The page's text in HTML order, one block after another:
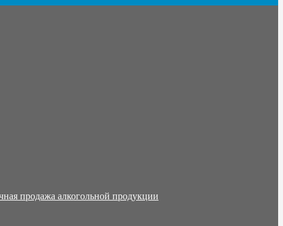
продажа алкогольной продукции